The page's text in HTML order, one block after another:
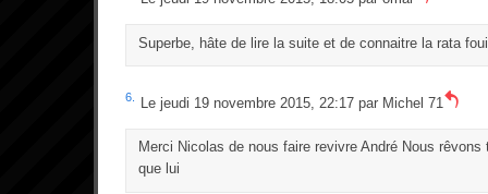
Superbe, hâte de lire la suite et de connaitre la rata
6. Le jeudi 19 novembre 2015, 22:17 par Michel 71
Merci Nicolas de nous faire revivre André Nous
que lui